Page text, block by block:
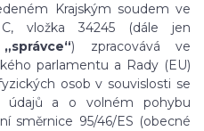
Krajským soudem ve
vložka 34245 (dále jen
„správce“) zpracovává ve
parlamentu a Rady (EU)
osob v souvislosti se
údajů a o volném pohybu
směrnice 95/46/ES (obecné